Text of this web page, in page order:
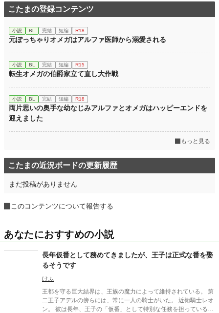
こたまの登録コンテンツ
小説 BL 完結 短編 R18
元ぽっちゃりオメガはアルファ医師から溺愛される
小説 BL 完結 短編 R15
転生オメガの伯爵家立て直し大作戦
小説 BL 完結 短編 R18
両片思いの奥手な幼なじみアルファとオメガはハッピーエンドを
迎えました
もっと見る
こたまの近況ボードの更新履歴
まだ投稿がありません
このコンテンツについて報告する
あなたにおすすめの小説
長年仮番として務めてきましたが、王子は正式な番を娶
るそうです
けふ
王都を守る巨大結界は、王族の魔力によって維持されている。 第
二王子アデルの傍らには、常に一人の騎士がいた。 近衛騎士レオ
ン。 彼は長年、王子の「仮番」として特別な任務を担っている。